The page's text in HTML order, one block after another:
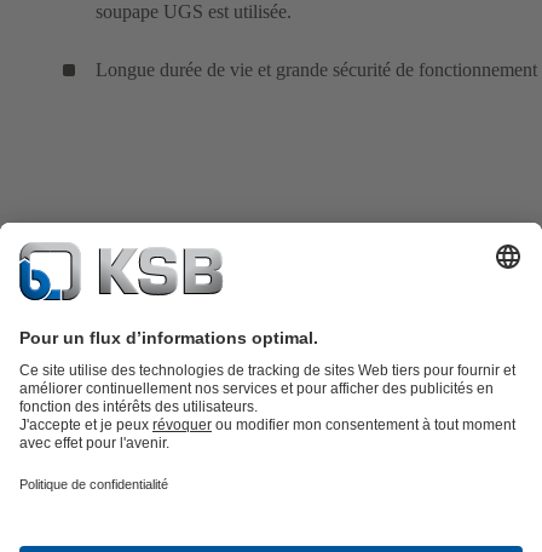
soupape UGS est utilisée.
Longue durée de vie et grande sécurité de fonctionnement